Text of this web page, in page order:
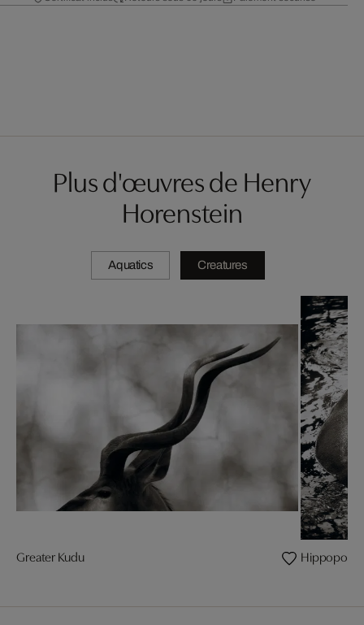
Plus d'œuvres de Henry
Horenstein
Aquatics Creatures
Greater Kudu